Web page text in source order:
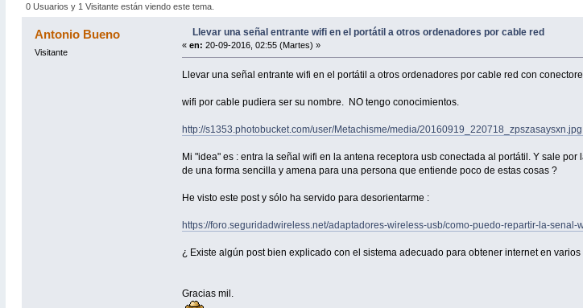
0 Usuarios y 1 Visitante están viendo este tema.
Antonio Bueno
Visitante
Llevar una señal entrante wifi en el portátil a otros ordenadores por cable red
«en: 20-09-2016, 02:55 (Martes) »
Llevar una señal entrante wifi en el portátil a otros ordenadores por cable red con
wifi por cable pudiera ser su nombre. NO tengo conocimientos.
http://s1353.photobucket.com/user/Metachisme/media/
Mi "idea" es : entra la señal wifi en la antena receptora usb conectada al portátil. Y sale
de una forma sencilla y amena para una persona que entiende poco de estas cosas ?
He visto este post y sólo ha servido para desorientarme :
https://foro.seguridadwireless.net/adaptadores-wireless-usb/como-puedo-repartir-la-senal-
¿ Existe algún post bien explicado con el sistema adecuado para obtener internet en
Gracias mil.